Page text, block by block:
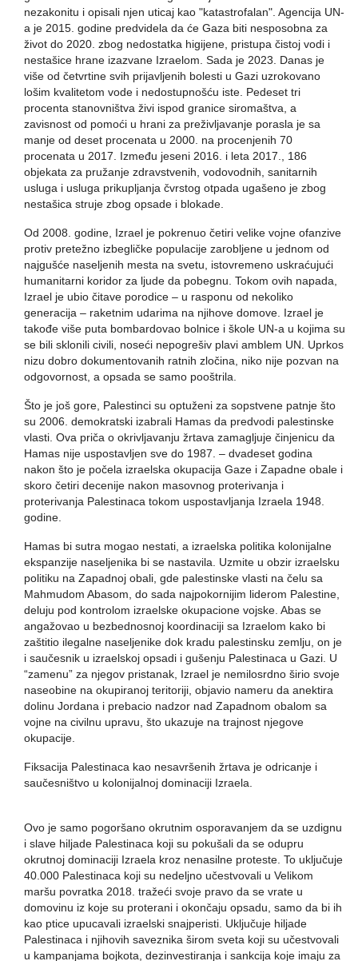
nezakonitu i opisali njen uticaj kao "katastrofalan". Agencija UN-
a je 2015. godine predvidela da će Gaza biti nesposobna za
život do 2020. zbog nedostatka higijene, pristupa čistoj vodi i
nestašice hrane izazvane Izraelom. Sada je 2023. Danas je
više od četvrtine svih prijavljenih bolesti u Gazi uzrokovano
lošim kvalitetom vode i nedostupnošću iste. Pedeset tri
procenta stanovništva živi ispod granice siromaštva, a
zavisnost od pomoći u hrani za preživljavanje porasla je sa
manje od deset procenata u 2000. na procenjenih 70
procenata u 2017. Između jeseni 2016. i leta 2017., 186
objekata za pružanje zdravstvenih, vodovodnih, sanitarnih
usluga i usluga prikupljanja čvrstog otpada ugašeno je zbog
nestašica struje zbog opsade i blokade.
Od 2008. godine, Izrael je pokrenuo četiri velike vojne ofanzive
protiv pretežno izbegličke populacije zarobljene u jednom od
najgušće naseljenih mesta na svetu, istovremeno uskraćujući
humanitarni koridor za ljude da pobegnu. Tokom ovih napada,
Izrael je ubio čitave porodice – u rasponu od nekoliko
generacija – raketnim udarima na njihove domove. Izrael je
takođe više puta bombardovao bolnice i škole UN-a u kojima su
se bili sklonili civili, noseći nepogrešiv plavi amblem UN. Uprkos
nizu dobro dokumentovanih ratnih zločina, niko nije pozvan na
odgovornost, a opsada se samo pooštrila.
Što je još gore, Palestinci su optuženi za sopstvene patnje što
su 2006. demokratski izabrali Hamas da predvodi palestinske
vlasti. Ova priča o okrivljavanju žrtava zamagljuje činjenicu da
Hamas nije uspostavljen sve do 1987. – dvadeset godina
nakon što je počela izraelska okupacija Gaze i Zapadne obale i
skoro četiri decenije nakon masovnog proterivanja i
proterivanja Palestinaca tokom uspostavljanja Izraela 1948.
godine.
Hamas bi sutra mogao nestati, a izraelska politika kolonijalne
ekspanzije naseljenika bi se nastavila. Uzmite u obzir izraelsku
politiku na Zapadnoj obali, gde palestinske vlasti na čelu sa
Mahmudom Abasom, do sada najpokornijim liderom Palestine,
deluju pod kontrolom izraelske okupacione vojske. Abas se
angažovao u bezbednosnoj koordinaciji sa Izraelom kako bi
zaštitio ilegalne naseljenike dok kradu palestinsku zemlju, on je
i saučesnik u izraelskoj opsadi i gušenju Palestinaca u Gazi. U
“zamenu” za njegov pristanak, Izrael je nemilosrdno širio svoje
naseobine na okupiranoj teritoriji, objavio nameru da anektira
dolinu Jordana i prebacio nadzor nad Zapadnom obalom sa
vojne na civilnu upravu, što ukazuje na trajnost njegove
okupacije.
Fiksacija Palestinaca kao nesavršenih žrtava je odricanje i
saučesništvo u kolonijalnoj dominaciji Izraela.
Ovo je samo pogoršano okrutnim osporavanjem da se uzdignu
i slave hiljade Palestinaca koji su pokušali da se odupru
okrutnoj dominaciji Izraela kroz nenasilne proteste. To uključuje
40.000 Palestinaca koji su nedeljno učestvovali u Velikom
maršu povratka 2018. tražeći svoje pravo da se vrate u
domovinu iz koje su proterani i okončaju opsadu, samo da bi ih
kao ptice upucavali izraelski snajperisti. Uključuje hiljade
Palestinaca i njihovih saveznika širom sveta koji su učestvovali
u kampanjama bojkota, dezinvestiranja i sankcija koje imaju za